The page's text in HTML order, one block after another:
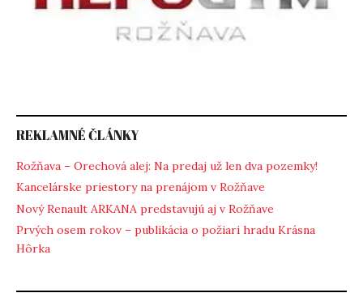
REKLAMNÉ ČLÁNKY
Rožňava – Orechová alej: Na predaj už len dva pozemky!
Kancelárske priestory na prenájom v Rožňave
Nový Renault ARKANA predstavujú aj v Rožňave
Prvých osem rokov – publikácia o požiari hradu Krásna
Hôrka